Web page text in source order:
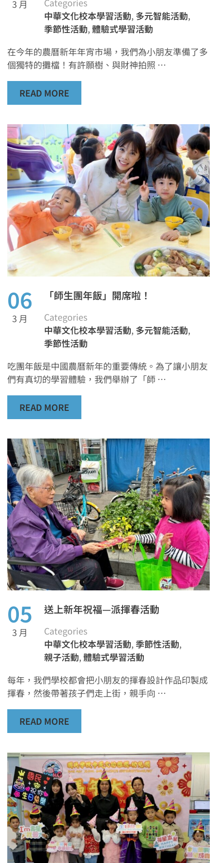
3 月
Categories
中華文化校本學習活動, 多元智能活動,
季節性活動,體驗式學習活動
在今年的農曆新年年宵市場，我們為小朋友準備了多
個獨特的攤檔！有許願樹、與財神拍照 …
READ MORE
06
3 月
「師生團年飯」開席啦！
Categories
中華文化校本學習活動, 多元智能活動,
季節性活動
吃團年飯是中國農曆新年的重要傳統。為了讓小朋友
們有真切的學習體驗，我們舉辦了「師 …
READ MORE
05
3 月
送上新年祝福—派揮春活動
Categories
中華文化校本學習活動, 季節性活動,
親子活動,體驗式學習活動
每年，我們學校都會把小朋友的揮春設計作品印製成
揮春，然後帶著孩子們走上街，親手向 …
READ MORE